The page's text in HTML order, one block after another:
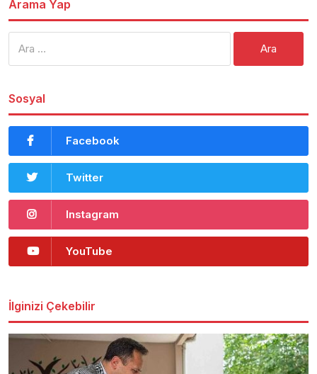
Arama Yap
Sosyal
Facebook
Twitter
Instagram
YouTube
İlginizi Çekebilir